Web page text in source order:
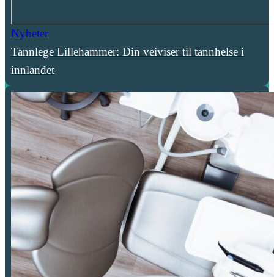
Nyheter
Tannlege Lillehammer: Din veiviser til tannhelse i
innlandet